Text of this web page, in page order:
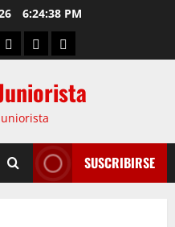
6:24:39 PM
SUSCRIBIRSE